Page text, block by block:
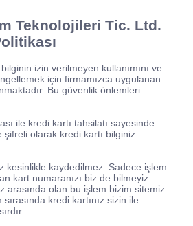
Teknolojileri Tic. Ltd.
izin verilmeyen kullanımını ve
için firmamızca uygulanan
Bu güvenlik önlemleri
ile kredi kartı tahsilatı sayesinde
şifreli olarak kredi kartı bilginiz
kesinlikle kaydedilmez. Sadece işlem
kart numaranızı biz de bilmeyiz.
arasında olan bu işlem bizim sitemiz
kredi kartınız sizin ile